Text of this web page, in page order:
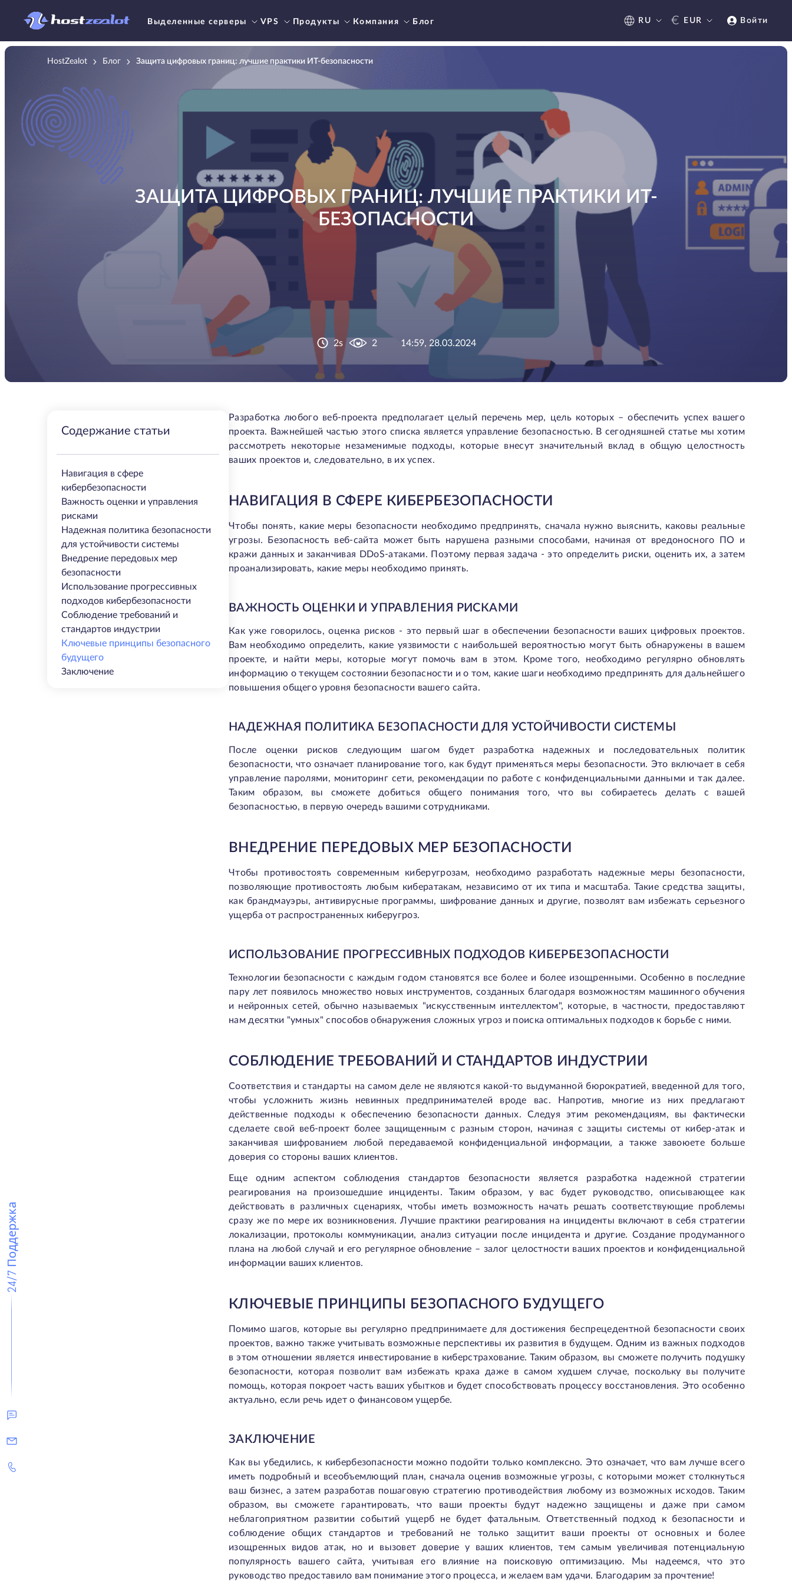
Выделенные серверы VPS Продукты Компания Блог RU € EUR Войти
24/7 Поддержка
HostZealot Блог Защита цифровых границ: лучшие практики ИТ-безопасности
ЗАЩИТА ЦИФРОВЫХ ГРАНИЦ: ЛУЧШИЕ ПРАКТИКИ ИТ-
БЕЗОПАСНОСТИ
2s 2 14:59, 28.03.2024
Содержание статьи
Навигация в сфере
кибербезопасности
Важность оценки и управления
рисками
Надежная политика безопасности
для устойчивости системы
Внедрение передовых мер
безопасности
Использование прогрессивных
подходов кибербезопасности
Соблюдение требований и
стандартов индустрии
Ключевые принципы безопасного
будущего
Заключение
Разработка любого веб-проекта предполагает целый перечень мер, цель которых – обеспечить успех вашего
проекта. Важнейшей частью этого списка является управление безопасностью. В сегодняшней статье мы хотим
рассмотреть некоторые незаменимые подходы, которые внесут значительный вклад в общую целостность
ваших проектов и, следовательно, в их успех.
НАВИГАЦИЯ В СФЕРЕ КИБЕРБЕЗОПАСНОСТИ
Чтобы понять, какие меры безопасности необходимо предпринять, сначала нужно выяснить, каковы реальные
угрозы. Безопасность веб-сайта может быть нарушена разными способами, начиная от вредоносного ПО и
кражи данных и заканчивая DDoS-атаками. Поэтому первая задача - это определить риски, оценить их, а затем
проанализировать, какие меры необходимо принять.
ВАЖНОСТЬ ОЦЕНКИ И УПРАВЛЕНИЯ РИСКАМИ
Как уже говорилось, оценка рисков - это первый шаг в обеспечении безопасности ваших цифровых проектов.
Вам необходимо определить, какие уязвимости с наибольшей вероятностью могут быть обнаружены в вашем
проекте, и найти меры, которые могут помочь вам в этом. Кроме того, необходимо регулярно обновлять
информацию о текущем состоянии безопасности и о том, какие шаги необходимо предпринять для дальнейшего
повышения общего уровня безопасности вашего сайта.
НАДЕЖНАЯ ПОЛИТИКА БЕЗОПАСНОСТИ ДЛЯ УСТОЙЧИВОСТИ СИСТЕМЫ
После оценки рисков следующим шагом будет разработка надежных и последовательных политик
безопасности, что означает планирование того, как будут применяться меры безопасности. Это включает в себя
управление паролями, мониторинг сети, рекомендации по работе с конфиденциальными данными и так далее.
Таким образом, вы сможете добиться общего понимания того, что вы собираетесь делать с вашей
безопасностью, в первую очередь вашими сотрудниками.
ВНЕДРЕНИЕ ПЕРЕДОВЫХ МЕР БЕЗОПАСНОСТИ
Чтобы противостоять современным киберугрозам, необходимо разработать надежные меры безопасности,
позволяющие противостоять любым кибератакам, независимо от их типа и масштаба. Такие средства защиты,
как брандмауэры, антивирусные программы, шифрование данных и другие, позволят вам избежать серьезного
ущерба от распространенных киберугроз.
ИСПОЛЬЗОВАНИЕ ПРОГРЕССИВНЫХ ПОДХОДОВ КИБЕРБЕЗОПАСНОСТИ
Технологии безопасности с каждым годом становятся все более и более изощренными. Особенно в последние
пару лет появилось множество новых инструментов, созданных благодаря возможностям машинного обучения
и нейронных сетей, обычно называемых "искусственным интеллектом", которые, в частности, предоставляют
нам десятки "умных" способов обнаружения сложных угроз и поиска оптимальных подходов к борьбе с ними.
СОБЛЮДЕНИЕ ТРЕБОВАНИЙ И СТАНДАРТОВ ИНДУСТРИИ
Соответствия и стандарты на самом деле не являются какой-то выдуманной бюрократией, введенной для того,
чтобы усложнить жизнь невинных предпринимателей вроде вас. Напротив, многие из них предлагают
действенные подходы к обеспечению безопасности данных. Следуя этим рекомендациям, вы фактически
сделаете свой веб-проект более защищенным с разным сторон, начиная с защиты системы от кибер-атак и
заканчивая шифрованием любой передаваемой конфиденциальной информации, а также завоюете больше
доверия со стороны ваших клиентов.
Еще одним аспектом соблюдения стандартов безопасности является разработка надежной стратегии
реагирования на произошедшие инциденты. Таким образом, у вас будет руководство, описывающее как
действовать в различных сценариях, чтобы иметь возможность начать решать соответствующие проблемы
сразу же по мере их возникновения. Лучшие практики реагирования на инциденты включают в себя стратегии
локализации, протоколы коммуникации, анализ ситуации после инцидента и другие. Создание продуманного
плана на любой случай и его регулярное обновление – залог целостности ваших проектов и конфиденциальной
информации ваших клиентов.
КЛЮЧЕВЫЕ ПРИНЦИПЫ БЕЗОПАСНОГО БУДУЩЕГО
Помимо шагов, которые вы регулярно предпринимаете для достижения беспрецедентной безопасности своих
проектов, важно также учитывать возможные перспективы их развития в будущем. Одним из важных подходов
в этом отношении является инвестирование в киберстрахование. Таким образом, вы сможете получить подушку
безопасности, которая позволит вам избежать краха даже в самом худшем случае, поскольку вы получите
помощь, которая покроет часть ваших убытков и будет способствовать процессу восстановления. Это особенно
актуально, если речь идет о финансовом ущербе.
ЗАКЛЮЧЕНИЕ
Как вы убедились, к кибербезопасности можно подойти только комплексно. Это означает, что вам лучше всего
иметь подробный и всеобъемлющий план, сначала оценив возможные угрозы, с которыми может столкнуться
ваш бизнес, а затем разработав пошаговую стратегию противодействия любому из возможных исходов. Таким
образом, вы сможете гарантировать, что ваши проекты будут надежно защищены и даже при самом
неблагоприятном развитии событий ущерб не будет фатальным. Ответственный подход к безопасности и
соблюдение общих стандартов и требований не только защитит ваши проекты от основных и более
изощренных видов атак, но и вызовет доверие у ваших клиентов, тем самым увеличивая потенциальную
популярность вашего сайта, учитывая его влияние на поисковую оптимизацию. Мы надеемся, что это
руководство предоставило вам понимание этого процесса, и желаем вам удачи. Благодарим за прочтение!